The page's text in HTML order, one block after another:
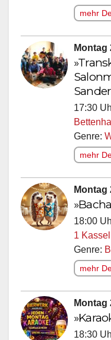
mehr
Montag
17:30
Genre:
mehr
Montag
18:00
1 Kassel
Genre:
mehr
Montag
18:30